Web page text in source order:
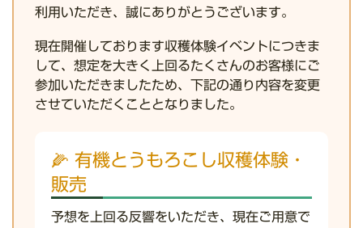
利用いただき、誠にありがとうございます。
現在開催しております収穫体験イベントにつきま
して、想定を大きく上回るたくさんのお客様にご
参加いただきましたため、下記の通り内容を変更
させていただくこととなりました。
🌽 有機とうもろこし収穫体験・
販売
予想を上回る反響をいただき、現在ご用意で